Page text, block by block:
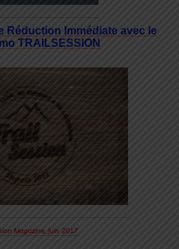
Réduction Immédiate avec le
TRAILSESSION
Magazine, Juin 2017